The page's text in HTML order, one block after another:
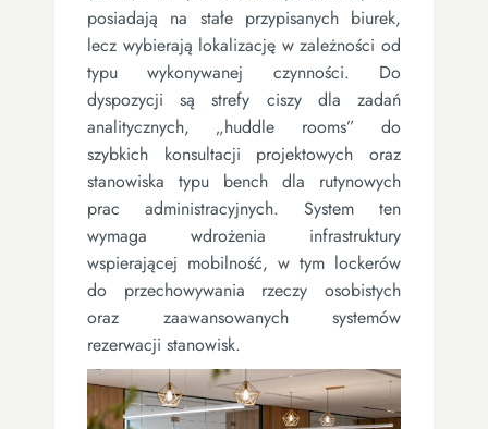
posiadają na stałe przypisanych biurek,
lecz wybierają lokalizację w zależności od
typu wykonywanej czynności. Do
dyspozycji są strefy ciszy dla zadań
analitycznych, „huddle rooms” do
szybkich konsultacji projektowych oraz
stanowiska typu bench dla rutynowych
prac administracyjnych. System ten
wymaga wdrożenia infrastruktury
wspierającej mobilność, w tym lockerów
do przechowywania rzeczy osobistych
oraz zaawansowanych systemów
rezerwacji stanowisk.